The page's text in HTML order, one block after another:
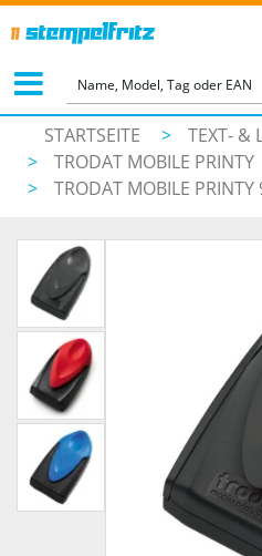
STARTSEITE >
TEXT- &
>
TRODAT MOBILE PRINTY
>
TRODAT MOBILE PRINTY